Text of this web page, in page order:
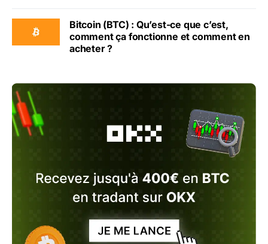
Bitcoin (BTC) : Qu’est-ce que c’est,
comment ça fonctionne et comment en
acheter ?